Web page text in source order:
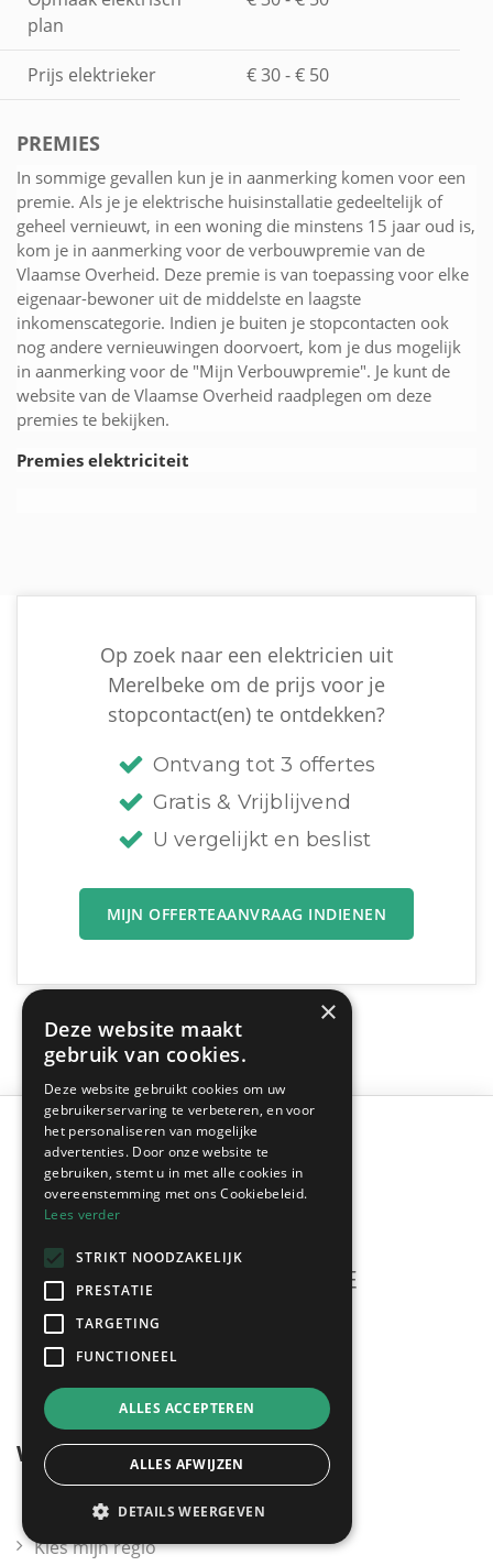
plan
Prijs elektrieker € 30 - € 50
PREMIES
In sommige gevallen kun je in aanmerking komen voor een
premie. Als je je elektrische huisinstallatie gedeeltelijk of
geheel vernieuwt, in een woning die minstens 15 jaar oud is,
kom je in aanmerking voor de verbouwpremie van de
Vlaamse Overheid. Deze premie is van toepassing voor elke
eigenaar-bewoner uit de middelste en laagste
inkomenscategorie. Indien je buiten je stopcontacten ook
nog andere vernieuwingen doorvoert, kom je dus mogelijk
in aanmerking voor de "Mijn Verbouwpremie". Je kunt de
website van de Vlaamse Overheid raadplegen om deze
premies te bekijken.
Premies elektriciteit
Op zoek naar een elektricien uit
Merelbeke om de prijs voor je
stopcontact(en) te ontdekken?
Ontvang tot 3 offertes
Gratis & Vrijblijvend
U vergelijkt en beslist
MIJN OFFERTEAANVRAAG INDIENEN
gratis & vrijblijvend!
Wegwijzer
Kies mijn regio
×
Deze website maakt
gebruik van cookies.
Deze website gebruikt cookies om uw
gebruikerservaring te verbeteren, en voor
het personaliseren van mogelijke
advertenties. Door onze website te
gebruiken, stemt u in met alle cookies in
overeenstemming met ons Cookiebeleid.
Lees verder
STRIKT NOODZAKELIJK
PRESTATIE
TARGETING
FUNCTIONEEL
ALLES ACCEPTEREN
ALLES AFWIJZEN
DETAILS WEERGEVEN